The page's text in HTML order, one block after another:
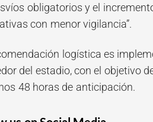
obligatorios y el
con menor vigilancia”.
logística es
del estadio, con el objetivo
48 horas de anticipación.